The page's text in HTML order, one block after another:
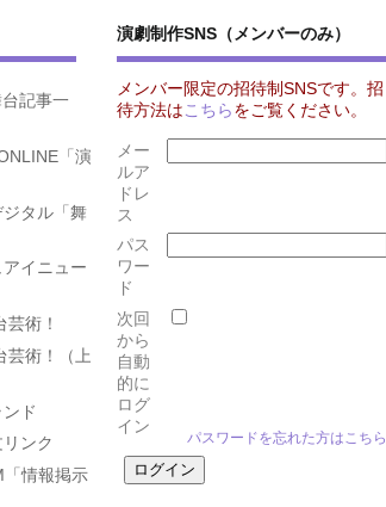
台記事一
「演
ジタル「舞
アイニュー
芸術！
芸術！（上
ド
リンク
「情報掲示
演劇制作SNS（メンバーのみ）
メンバー限定の招待制SNSです。招
待方法は こちら をご覧ください。
メー
ルア
ドレ
ス
パス
ワー
ド
次回
から
自動
的に
ログ
イン
パスワードを忘れた方はこちら